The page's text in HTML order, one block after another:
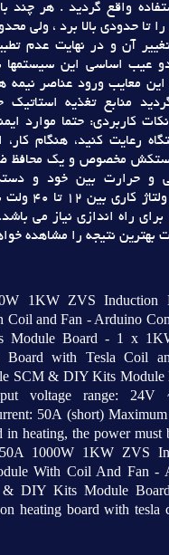
واقع گرديد . هر چند
تا حدودي بالا برد ، ولي
آن و در نهايت عدم
عيب اساسي اين سيستمها
اين معايب ورود عناصر
منابع تغذيه استاتيک
کاربردي: حتما موارد
رعايت کنيد، هنگام
مخصوص و يک محافظ
و حرارت بين خود و
محدوده
1KW ZVS Induction
Coil and Fan - Arduino
Module Board - 1 x
Board with Tesla Coil
SCM & DIY Kits Module
voltage range:
50A (short)
in heating, the power must
1000W 1KW ZVS
With Coil And Fan -
& DIY Kits Module
heating board with tesla